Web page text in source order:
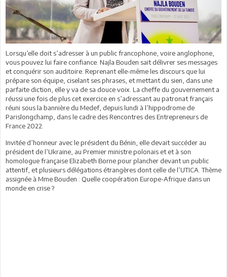
Lorsqu’elle doit s’adresser à un public francophone, voire anglophone,
vous pouvez lui faire confiance. Najla Bouden sait délivrer ses messages
et conquérir son auditoire. Reprenant elle-même les discours que lui
prépare son équipe, ciselant ses phrases, et mettant du sien, dans une
parfaite diction, elle y va de sa douce voix. La cheffe du gouvernement a
réussi une fois de plus cet exercice en s’adressant au patronat français
réuni sous la bannière du Medef, depuis lundi à l’hippodrome de
Parislongchamp, dans le cadre des Rencontres des Entrepreneurs de
France 2022.
Invitée d’honneur avec le président du Bénin, elle devait succéder au
président de l’Ukraine, au Premier ministre polonais et et à son
homologue française Elizabeth Borne pour plancher devant un public
attentif, et plusieurs délégations étrangères dont celle de l’UTICA. Thème
assignée à Mme Bouden : Quelle coopération Europe-Afrique dans un
monde en crise ?